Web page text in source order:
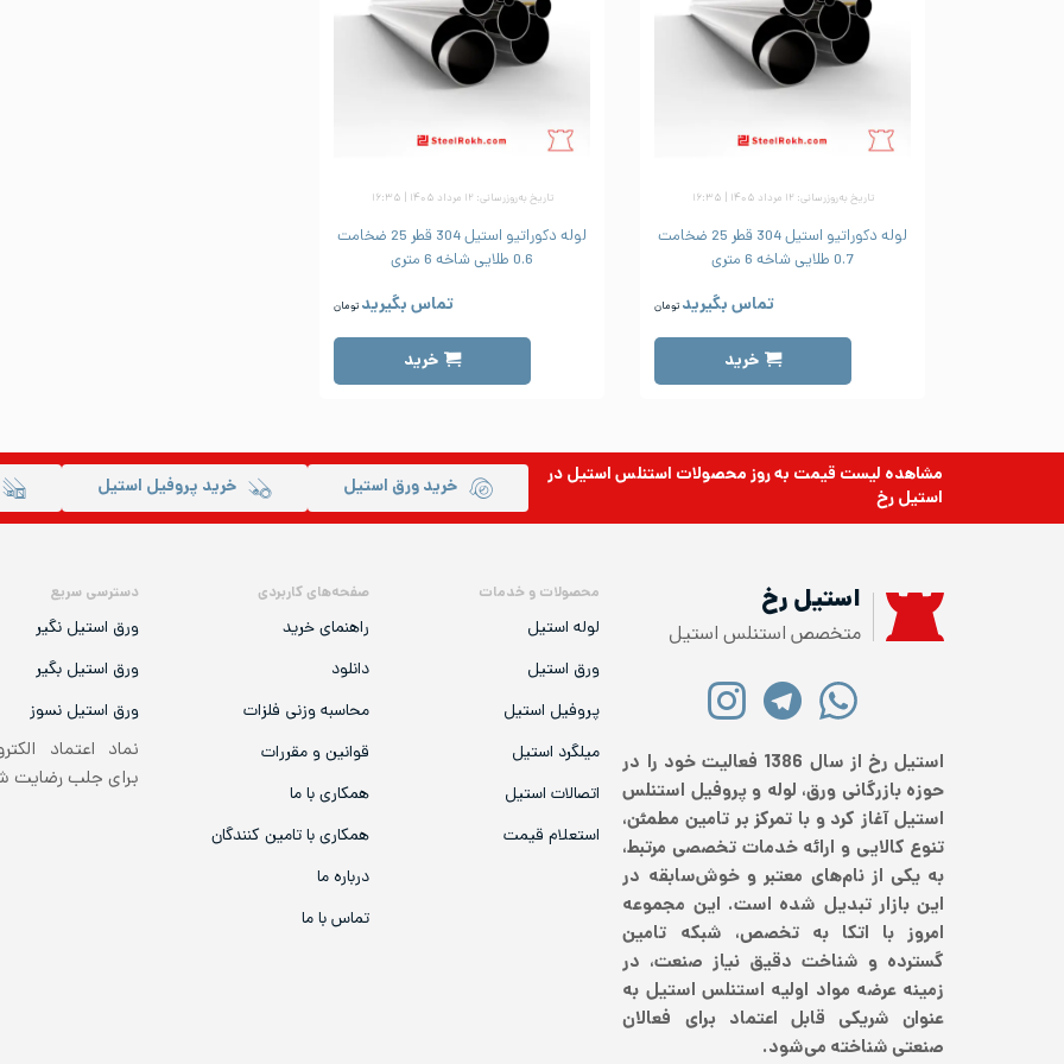
تاریخ به‌روزرسانی: ۱۲ مرداد ۱۴۰۵ | ۱۶:۳۵
لوله دکوراتیو استیل 304 قطر 25 ضخامت
0.7 طلایی شاخه 6 متری
تماس بگیرید تومان
خرید
تاریخ به‌روزرسانی: ۱۲ مرداد ۱۴۰۵ | ۱۶:۳۵
لوله دکوراتیو استیل 304 قطر 25 ضخامت
0.6 طلایی شاخه 6 متری
تماس بگیرید تومان
خرید
مشاهده لیست قیمت به روزمحصولات استنلس استیلدر
استیل رخ
خرید ورق استیل خرید پروفیل استیل
استیل رخ
متخصص استنلس استیل
استیل رخ از سال 1386 فعالیت خود را در
حوزه بازرگانی ورق، لوله و پروفیل استنلس
استیل آغاز کرد و با تمرکز بر تامین مطمئن،
تنوع کالایی و ارائه خدمات تخصصی مرتبط،
به یکی از نام‌های معتبر و خوش‌سابقه در
این بازار تبدیل شده است. این مجموعه
امروز با اتکا به تخصص، شبکه تامین
گسترده و شناخت دقیق نیاز صنعت، در
زمینه عرضه مواد اولیه استنلس استیل به
عنوان شریکی قابل اعتماد برای فعالان
صنعتی شناخته می‌شود.
محصولات و خدمات
لوله استیل
ورق استیل
پروفیل استیل
میلگرد استیل
اتصالات استیل
استعلام قیمت
صفحه‌های کاربردی
راهنمای خرید
دانلود
محاسبه وزنی فلزات
قوانین و مقررات
همکاری با ما
همکاری با تامین کنندگان
درباره ما
تماس با ما
دسترسی سریع
ورق استیل نگیر
ورق استیل بگیر
ورق استیل نسوز
نماد اعتماد
برای جلب